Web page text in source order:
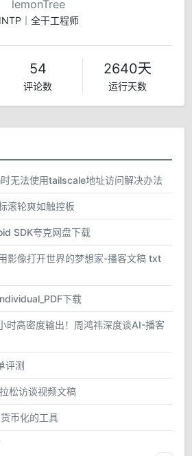
lemonTree
INTP｜全干工程师
54
评论数
2640天
运行天数
无法使用tailscale地址访问解决办法
滚轮爽如触控板
SDK夸克网盘下载
影像打开世界的梦想家-播客文稿 txt
下载
时高密度输出！周鸿祎深度谈AI-播客
评测
松访谈视频文稿
币化的工具